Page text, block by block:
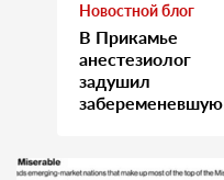
Новостной блог
В Прикамье
анестезиолог
задушил
забеременевшую